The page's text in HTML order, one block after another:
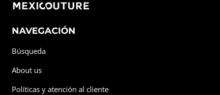
NAVEGACIÓN
Búsqueda
About us
Políticas y atención al cliente